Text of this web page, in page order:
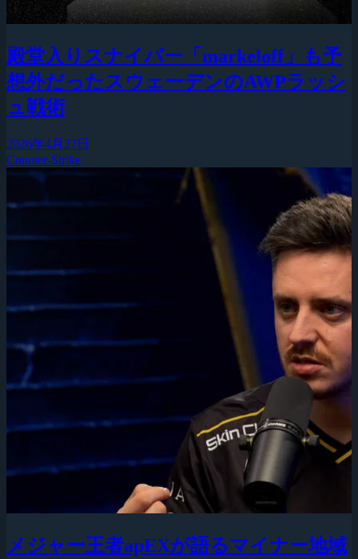
殿堂入りスナイパー「markeloff」も予
想外だったスウェーデンのAWPラッシ
ュ戦術
2026年4月27日
Counter-Strike
メジャー王者apEXが語るマイナー地域